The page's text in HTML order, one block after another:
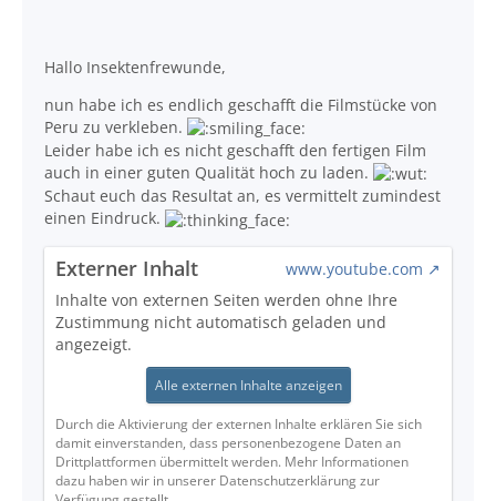
Hallo Insektenfrewunde,
nun habe ich es endlich geschafft die Filmstücke von
Peru zu verkleben.
Leider habe ich es nicht geschafft den fertigen Film
auch in einer guten Qualität hoch zu laden.
Schaut euch das Resultat an, es vermittelt zumindest
einen Eindruck.
Externer Inhalt
www.youtube.com
Inhalte von externen Seiten werden ohne Ihre
Zustimmung nicht automatisch geladen und
angezeigt.
Alle externen Inhalte anzeigen
Durch die Aktivierung der externen Inhalte erklären Sie sich
damit einverstanden, dass personenbezogene Daten an
Drittplattformen übermittelt werden. Mehr Informationen
dazu haben wir in unserer Datenschutzerklärung zur